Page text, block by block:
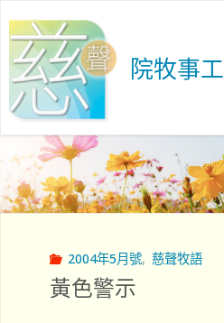
to
content
院牧事工
2004年5月號, 慈聲牧語
黃色警示